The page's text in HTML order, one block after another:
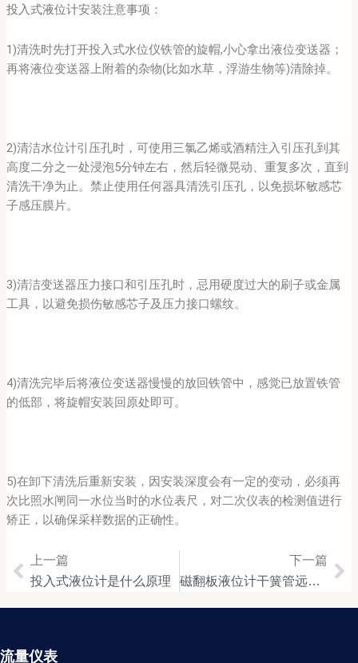
投入式液位计安装注意事项：
1)清洗时先打开投入式水位仪铁管的旋帽,小心拿出液位变送器；
再将液位变送器上附着的杂物(比如水草，浮游生物等)清除掉。
2)清洁水位计引压孔时，可使用三氯乙烯或酒精注入引压孔到其
高度二分之一处浸泡5分钟左右，然后轻微晃动、重复多次，直到
清洗干净为止。禁止使用任何器具清洗引压孔，以免损坏敏感芯
子感压膜片。
3)清洁变送器压力接口和引压孔时，忌用硬度过大的刷子或金属
工具，以避免损伤敏感芯子及压力接口螺纹。
4)清洗完毕后将液位变送器慢慢的放回铁管中，感觉已放置铁管
的低部，将旋帽安装回原处即可。
5)在卸下清洗后重新安装，因安装深度会有一定的变动，必须再
次比照水闸同一水位当时的水位表尺，对二次仪表的检测值进行
矫正，以确保采样数据的正确性。
Prev
上一篇
投入式液位计是什么原理
下一篇
磁翻板液位计干簧管远传的精度调整
流量仪表